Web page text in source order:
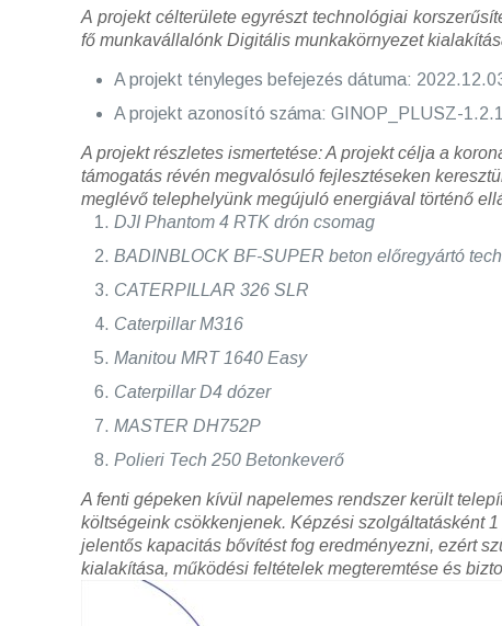
A projekt célterülete egyrészt technológiai
fő munkavállalónk Digitális munkakörnyezet
A projekt tényleges befejezés dátuma:
A projekt azonosító száma: GINOP_PLUSZ-
A projekt részletes ismertetése:A projekt célja a
támogatás révén megvalósuló fejlesztéseken
meglévő telephelyünk megújuló energiával történő
DJI Phantom 4 RTK drón csomag
BADINBLOCK BF-SUPER beton előregyártó
CATERPILLAR 326 SLR
Caterpillar M316
Manitou MRT 1640 Easy
Caterpillar D4 dózer
MASTER DH752P
Polieri Tech 250 Betonkeverő
A fenti gépeken kívül napelemes rendszer került
költségeink csökkenjenek. Képzési szolgáltatásként
jelentős kapacitás bővítést fog eredményezni, ezért
kialakítása, működési feltételek megteremtése és